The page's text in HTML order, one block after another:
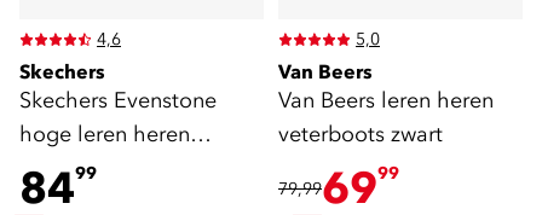
4,6
Skechers
Skechers Evenstone
hoge leren heren
sneakers zwart
8499
5,0
Van Beers
Van Beers leren heren
veterboots zwart
79,996999